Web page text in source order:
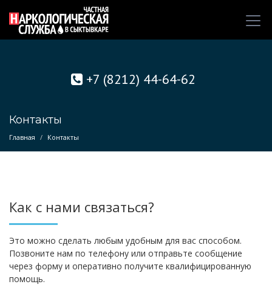
+7 (8212) 44-64-62
Контакты
Главная Контакты
Как с нами связаться?
Это можно сделать любым удобным для вас способом.
Позвоните нам по телефону или отправьте сообщение
через форму и оперативно получите квалифицированную
помощь.